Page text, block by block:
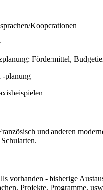
Kooperationen
Fördermittel,
-planung
und anderen
vorhanden - bisherige
Projekte, Programme,